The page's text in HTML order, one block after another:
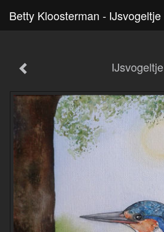
Betty Kloosterman - IJsvogeltje
IJsvogeltje